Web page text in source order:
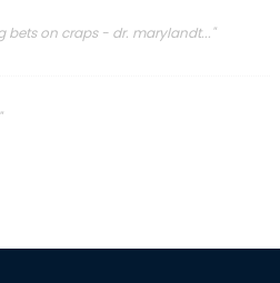
bets on craps - dr. marylandt..."